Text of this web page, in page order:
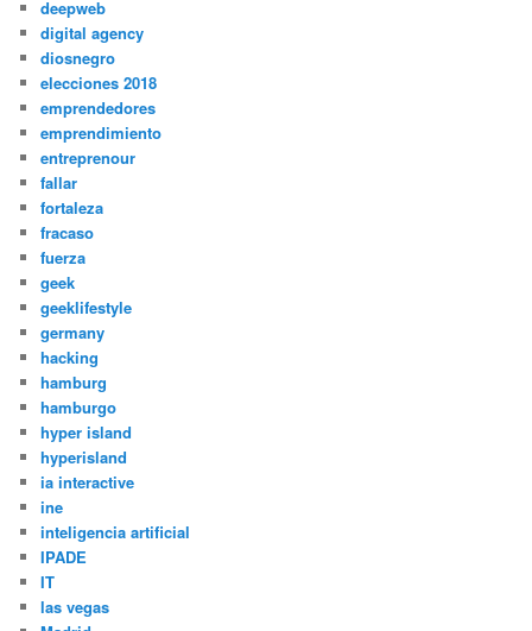
deepweb
digital agency
diosnegro
elecciones 2018
emprendedores
emprendimiento
entreprenour
fallar
fortaleza
fracaso
fuerza
geek
geeklifestyle
germany
hacking
hamburg
hamburgo
hyper island
hyperisland
ia interactive
ine
inteligencia artificial
IPADE
IT
las vegas